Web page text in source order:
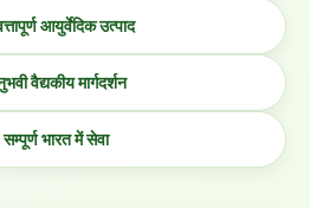
आयुर्वेदिक उत्पाद
वैद्यकीय मार्गदर्शन
सम्पूर्ण भारत में सेवा